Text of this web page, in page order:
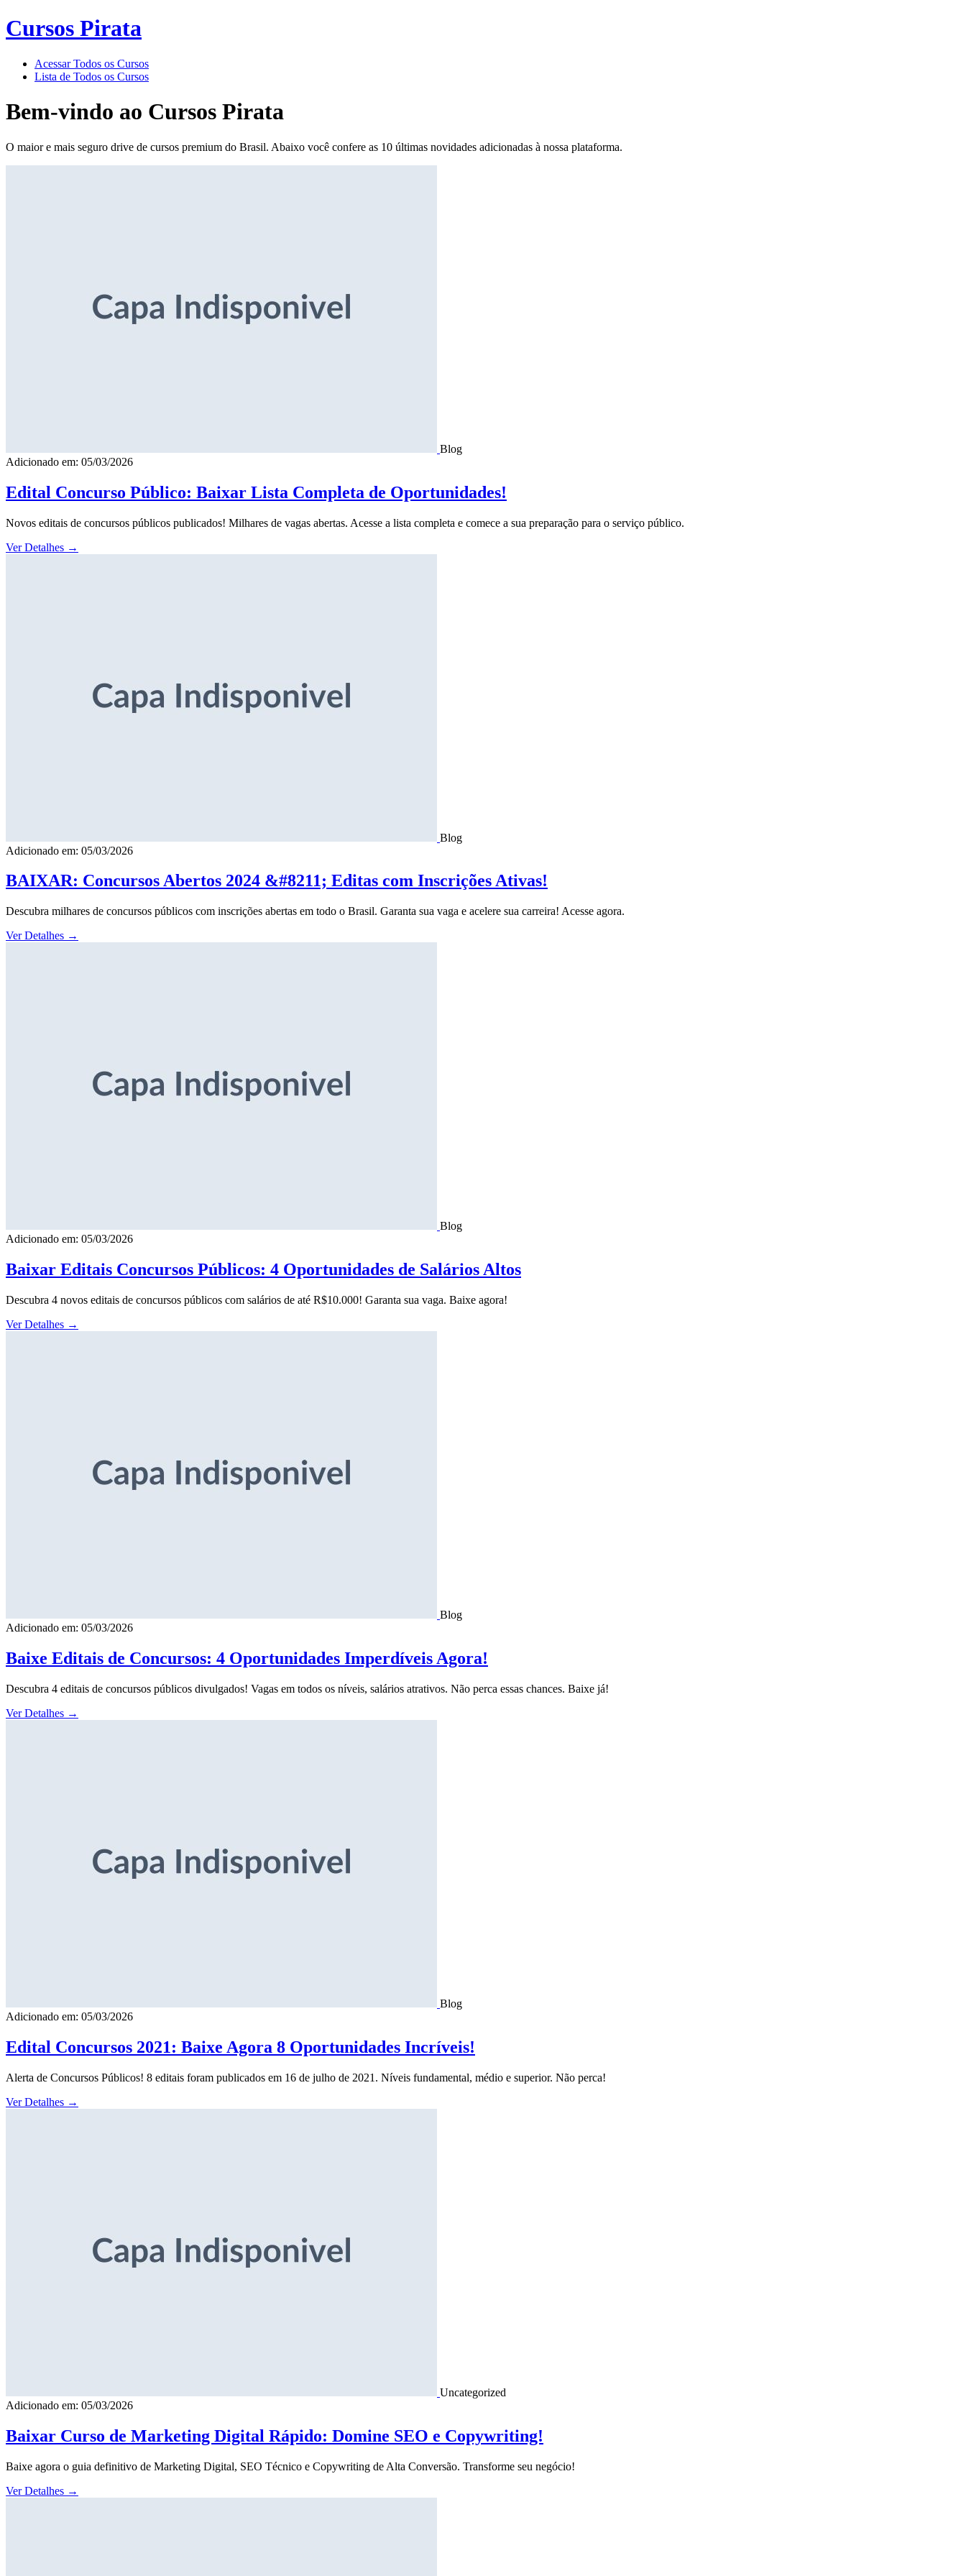
Cursos Pirata
Acessar Todos os Cursos
Lista de Todos os Cursos
Bem-vindo ao Cursos Pirata
O maior e mais seguro drive de cursos premium do Brasil. Abaixo você confere as 10 últimas novidades adicionadas à nossa plataforma.
Blog
Adicionado em: 05/03/2026
Edital Concurso Público: Baixar Lista Completa de Oportunidades!
Novos editais de concursos públicos publicados! Milhares de vagas abertas. Acesse a lista completa e comece a sua preparação para o serviço público.
Ver Detalhes →
Blog
Adicionado em: 05/03/2026
BAIXAR: Concursos Abertos 2024 &#8211; Editas com Inscrições Ativas!
Descubra milhares de concursos públicos com inscrições abertas em todo o Brasil. Garanta sua vaga e acelere sua carreira! Acesse agora.
Ver Detalhes →
Blog
Adicionado em: 05/03/2026
Baixar Editais Concursos Públicos: 4 Oportunidades de Salários Altos
Descubra 4 novos editais de concursos públicos com salários de até R$10.000! Garanta sua vaga. Baixe agora!
Ver Detalhes →
Blog
Adicionado em: 05/03/2026
Baixe Editais de Concursos: 4 Oportunidades Imperdíveis Agora!
Descubra 4 editais de concursos públicos divulgados! Vagas em todos os níveis, salários atrativos. Não perca essas chances. Baixe já!
Ver Detalhes →
Blog
Adicionado em: 05/03/2026
Edital Concursos 2021: Baixe Agora 8 Oportunidades Incríveis!
Alerta de Concursos Públicos! 8 editais foram publicados em 16 de julho de 2021. Níveis fundamental, médio e superior. Não perca!
Ver Detalhes →
Uncategorized
Adicionado em: 05/03/2026
Baixar Curso de Marketing Digital Rápido: Domine SEO e Copywriting!
Baixe agora o guia definitivo de Marketing Digital, SEO Técnico e Copywriting de Alta Conversão. Transforme seu negócio!
Ver Detalhes →